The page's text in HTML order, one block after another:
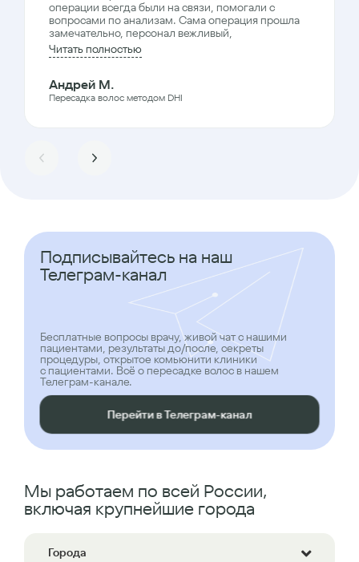
операции всегда были на связи, помогали с
вопросами по анализам. Сама операция прошла
замечательно, персонал вежливый,
Читать полностью
Андрей М.
Пересадка волос методом DHI
Подписывайтесь на наш
Телеграм-канал
Бесплатные вопросы врачу, живой чат с нашими
пациентами, результаты до/после, секреты
процедуры, открытое комьюнити клиники
с пациентами. Всё о пересадке волос в нашем
Телеграм-канале.
Перейти в Телеграм-канал
Мы работаем по всей России,
включая крупнейшие города
Города